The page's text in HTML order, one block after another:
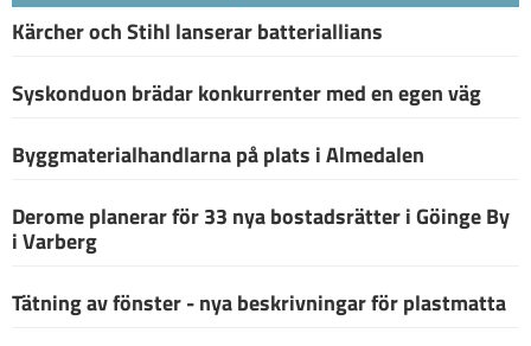
Kärcher och Stihl lanserar batteriallians
Syskonduon brädar konkurrenter med en egen väg
Byggmaterialhandlarna på plats i Almedalen
Derome planerar för 33 nya bostadsrätter i Göinge By
i Varberg
Tätning av fönster - nya beskrivningar för plastmatta